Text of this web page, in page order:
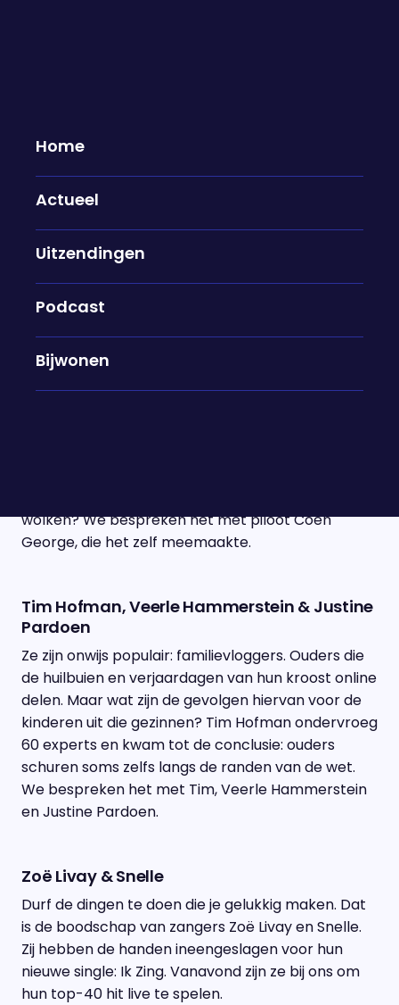
Home
Actueel
Uitzendingen
Podcast
Bijwonen
Coks Donders, Tim de Wit & Hans Vijlbrief
Gisteren keken beleggers wereldwijd met angst
naar de rode cijfers op hun beeldscherm. Na het
openen van de beurzen vandaag lijkt de onrust
met Coks Donders, Tim de Wit en Hans Vijlbrief.
wolken? We bespreken het met piloot Coen
George, die het zelf meemaakte.
Tim Hofman, Veerle Hammerstein & Justine
Pardoen
Ze zijn onwijs populair: familievloggers. Ouders die
de huilbuien en verjaardagen van hun kroost online
delen. Maar wat zijn de gevolgen hiervan voor de
kinderen uit die gezinnen? Tim Hofman ondervroeg
60 experts en kwam tot de conclusie: ouders
schuren soms zelfs langs de randen van de wet.
We bespreken het met Tim, Veerle Hammerstein
en Justine Pardoen.
Zoë Livay & Snelle
Durf de dingen te doen die je gelukkig maken. Dat
is de boodschap van zangers Zoë Livay en Snelle.
Zij hebben de handen ineengeslagen voor hun
nieuwe single: Ik Zing. Vanavond zijn ze bij ons om
hun top-40 hit live te spelen.